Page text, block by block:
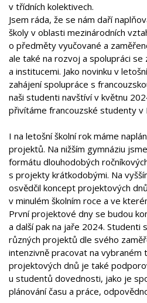
v třídních kolektivech.
Jsem ráda, že se nám daří
školy v oblasti mezinárodních
o předměty vyučované a
ale také na rozvoj a spolupráci se
a institucemi. Jako novinku v
zahájení spolupráce s
naši studenti navštíví v květnu
přivítáme francouzské studenty v
I na letošní školní rok máme
projektů. Na nižším gymnáziu
formátu dlouhodobých
s projekty krátkodobými. Na
osvědčil koncept projektových
v minulém školním roce a ve
První projektové dny se budou
a další pak na jaře 2024. Studenti
různých projektů dle svého
intenzivně pracovat na vybraném
projektových dnů je také
u studentů dovednosti, jako je
plánování času a práce,